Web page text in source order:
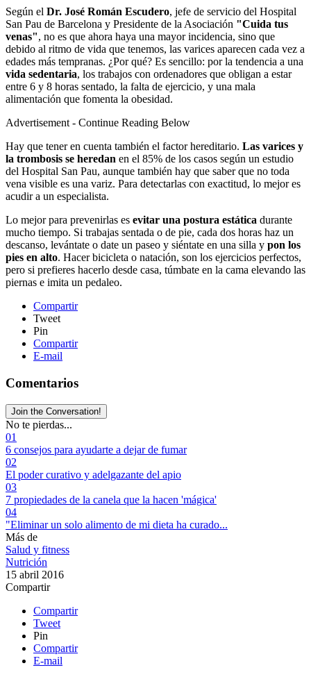
Según el Dr. José Román Escudero, jefe de servicio del Hospital
San Pau de Barcelona y Presidente de la Asociación "Cuida tus
venas", no es que ahora haya una mayor incidencia, sino que
debido al ritmo de vida que tenemos, las varices aparecen cada vez a
edades más tempranas. ¿Por qué? Es sencillo: por la tendencia a una
vida sedentaria, los trabajos con ordenadores que obligan a estar
entre 6 y 8 horas sentado, la falta de ejercicio, y una mala
alimentación que fomenta la obesidad.
Advertisement - Continue Reading Below
Hay que tener en cuenta también el factor hereditario. Las varices y
la trombosis se heredan en el 85% de los casos según un estudio
del Hospital San Pau, aunque también hay que saber que no toda
vena visible es una variz. Para detectarlas con exactitud, lo mejor es
acudir a un especialista.
Lo mejor para prevenirlas es evitar una postura estática durante
mucho tiempo. Si trabajas sentada o de pie, cada dos horas haz un
descanso, levántate o date un paseo y siéntate en una silla y pon los
pies en alto. Hacer bicicleta o natación, son los ejercicios perfectos,
pero si prefieres hacerlo desde casa, túmbate en la cama elevando las
piernas e imita un pedaleo.
Compartir
Tweet
Pin
Compartir
E-mail
Comentarios
Join the Conversation!
No te pierdas...
01
6 consejos para ayudarte a dejar de fumar
02
El poder curativo y adelgazante del apio
03
7 propiedades de la canela que la hacen 'mágica'
04
"Eliminar un solo alimento de mi dieta ha curado...
Más de
Salud y fitness
Nutrición
15 abril 2016
Compartir
Compartir
Tweet
Pin
Compartir
E-mail